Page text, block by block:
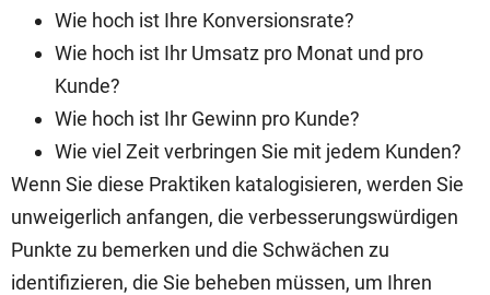
Wie hoch ist Ihre Konversionsrate?
Wie hoch ist Ihr Umsatz pro Monat und pro
Kunde?
Wie hoch ist Ihr Gewinn pro Kunde?
Wie viel Zeit verbringen Sie mit jedem Kunden?
Wenn Sie diese Praktiken katalogisieren, werden Sie
unweigerlich anfangen, die verbesserungswürdigen
Punkte zu bemerken und die Schwächen zu
identifizieren, die Sie beheben müssen, um Ihren